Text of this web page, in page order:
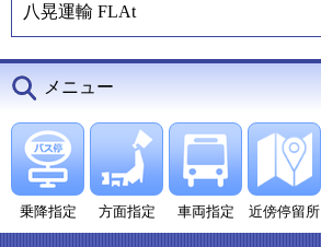
八晃運輸 FLAt
メニュー
乗降指定 方面指定 車両指定 近傍停留所